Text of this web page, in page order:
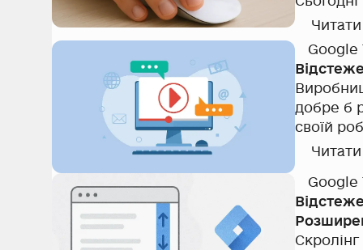
Читати
Google
добре б
своїй
Читати
Google